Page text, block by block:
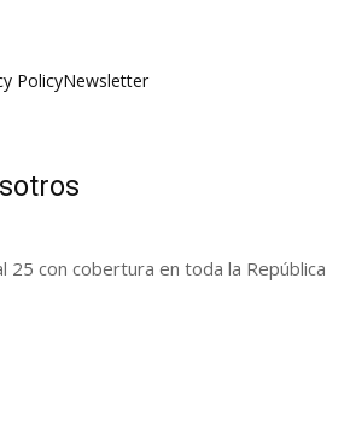
PolicyNewsletter
25 con cobertura en toda la República